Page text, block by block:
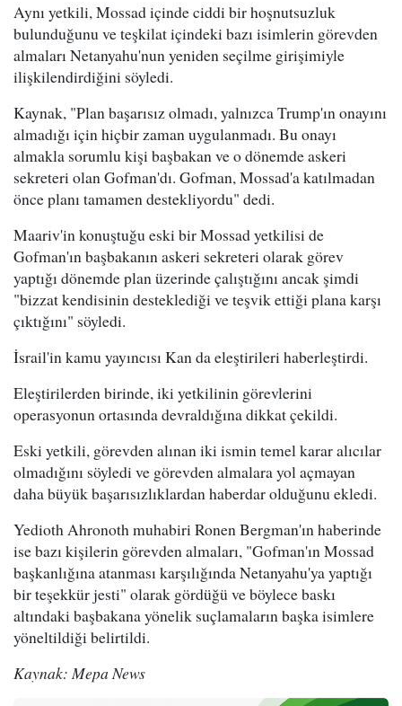
Aynı yetkili, Mossad içinde ciddi bir hoşnutsuzluk
bulunduğunu ve teşkilat içindeki bazı isimlerin görevden
almaları Netanyahu'nun yeniden seçilme girişimiyle
ilişkilendirdiğini söyledi.
Kaynak, "Plan başarısız olmadı, yalnızca Trump'ın onayını
almadığı için hiçbir zaman uygulanmadı. Bu onayı
almakla sorumlu kişi başbakan ve o dönemde askeri
sekreteri olan Gofman'dı. Gofman, Mossad'a katılmadan
önce planı tamamen destekliyordu" dedi.
Maariv'in konuştuğu eski bir Mossad yetkilisi de
Gofman'ın başbakanın askeri sekreteri olarak görev
yaptığı dönemde plan üzerinde çalıştığını ancak şimdi
"bizzat kendisinin desteklediği ve teşvik ettiği plana karşı
çıktığını" söyledi.
İsrail'in kamu yayıncısı Kan da eleştirileri haberleştirdi.
Eleştirilerden birinde, iki yetkilinin görevlerini
operasyonun ortasında devraldığına dikkat çekildi.
Eski yetkili, görevden alınan iki ismin temel karar alıcılar
olmadığını söyledi ve görevden almalara yol açmayan
daha büyük başarısızlıklardan haberdar olduğunu ekledi.
Yedioth Ahronoth muhabiri Ronen Bergman'ın haberinde
ise bazı kişilerin görevden almaları, "Gofman'ın Mossad
başkanlığına atanması karşılığında Netanyahu'ya yaptığı
bir teşekkür jesti" olarak gördüğü ve böylece baskı
altındaki başbakana yönelik suçlamaların başka isimlere
yöneltildiği belirtildi.
Kaynak: Mepa News